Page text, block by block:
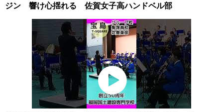
ジン 響け心揺れる 佐賀女子高ハンドベル部